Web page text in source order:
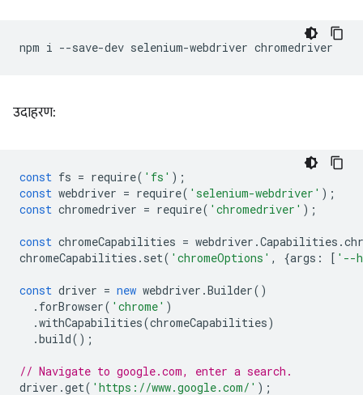
npm i --save-dev selenium-webdriver
उदाहरण:
const fs = require( 'fs' );
const webdriver = require( 'selenium-webdriver' );
const chromedriver = require( 'chromedriver' );
const chromeCapabilities = webdriver .Capabilities .
chromeCapabilities . set( 'chromeOptions' , {args : [ '--
const driver = new webdriver .Builder()
. forBrowser( 'chrome' )
.withCapabilities(chromeCapabilities)
.build();
// Navigate to google.com, enter a search.
driver .get( 'https://www.google.com/' );